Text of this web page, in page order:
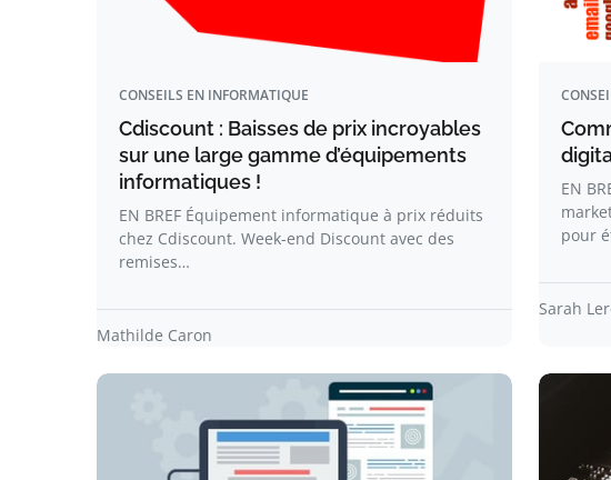
CONSEILS EN INFORMATIQUE
Cdiscount : Baisses de prix incroyables
sur une large gamme d’équipements
informatiques !
EN BREF Équipement informatique à prix réduits
chez Cdiscount. Week-end Discount avec des
remises…
Mathilde Caron
EN
pour
Sarah